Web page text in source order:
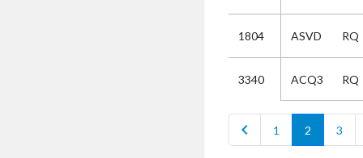
1804 ASVD RQ
3340 ACQ3 RQ
chevron_left 1 2 3